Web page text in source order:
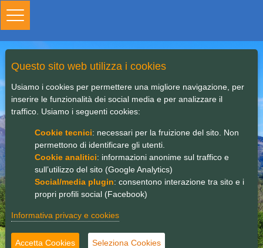
Toggle
Bando PSL chiuso
Questo sito web utilizza i cookies
Usiamo i cookies per permettere una migliore navigazione, per
inserire le funzionalità dei social media e per analizzare il
traffico. Usiamo i seguenti cookies:
Cookie tecnici: necessari per la fruizione del sito. Non
permettono di identificare gli utenti.
Cookie analitici: informazioni anonime sul traffico e
sull’utilizzo del sito (Google Analytics)
Social/media plugin: consentono interazione tra sito e i
propri profili social (Facebook)
Informativa privacy e cookies
Accetta Cookies Seleziona Cookies